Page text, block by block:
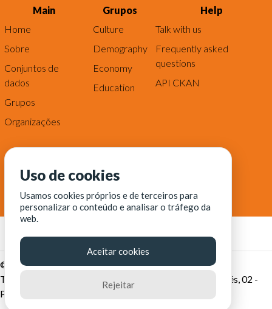
Main
Home
Sobre
Conjuntos de
dados
Grupos
Organizações
Grupos
Culture
Demography
Economy
Education
Help
Talk with us
Frequently asked
questions
API CKAN
© Fortaleza Digital || CITINOVA - Fundação de Ciência,
Tecnologia e Inovação de Fortaleza - Rua dos Tremembés, 02 -
Praia de Iracema - Fortaleza-CE
Uso de cookies
Usamos cookies próprios e de terceiros para
personalizar o conteúdo e analisar o tráfego da
web.
Aceitar cookies
Rejeitar